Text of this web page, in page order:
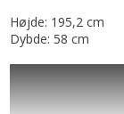
Højde: 195,2 cm
Dybde: 58 cm
Højskab med
inkl. 5 kurve med